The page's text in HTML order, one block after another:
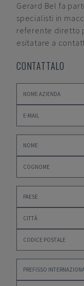
Gerard Bel fa
specialisti in
referente diretto
esitatare a
CONTATTALO